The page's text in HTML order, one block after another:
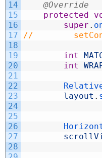
14
15
16
17
18
19
20
21
22
23
24
25
26
27
28
@Override
protected
super .
//
int
int
layout .